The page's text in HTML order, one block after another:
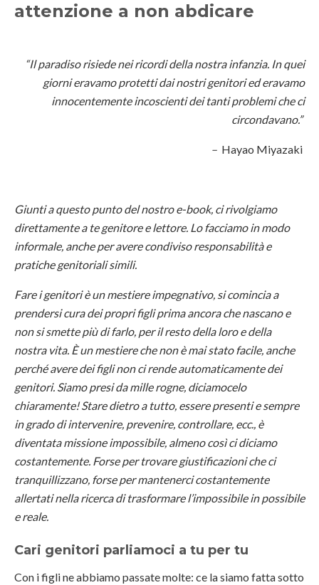
attenzione a non abdicare
“Il paradiso risiede nei ricordi della nostra infanzia. In quei
giorni eravamo protetti dai nostri genitori ed eravamo
innocentemente incoscienti dei tanti problemi che ci
circondavano.”
– Hayao Miyazaki
Giunti a questo punto del nostro e-book, ci rivolgiamo
direttamente a te genitore e lettore. Lo facciamo in modo
informale, anche per avere condiviso responsabilità e
pratiche genitoriali simili.
Fare i genitori è un mestiere impegnativo, si comincia a
prendersi cura dei propri figli prima ancora che nascano e
non si smette più di farlo, per il resto della loro e della
nostra vita. È un mestiere che non è mai stato facile, anche
perché avere dei figli non ci rende automaticamente dei
genitori. Siamo presi da mille rogne, diciamocelo
chiaramente! Stare dietro a tutto, essere presenti e sempre
in grado di intervenire, prevenire, controllare, ecc., è
diventata missione impossibile, almeno così ci diciamo
costantemente. Forse per trovare giustificazioni che ci
tranquillizzano, forse per mantenerci costantemente
allertati nella ricerca di trasformare l’impossibile in possibile
e reale.
Cari genitori parliamoci a tu per tu
Con i figli ne abbiamo passate molte: ce la siamo fatta sotto